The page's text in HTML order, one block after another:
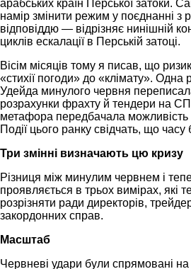
арабських країн Перської затоки.
намір змінити режим у поєднанні з
відповіддю — відрізняє нинішній
циклів ескалації в Перській затоці.
Вісім місяців тому я писав, що
«стихії погоди» до «клімату». Одна
Удейда минулого червня
розрахунки фрахту й тендери на
метафора передбачала можливість
Події цього ранку свідчать, що
Три змінні визначають цю кризу
Різниця між минулим червнем і
проявляється в трьох вимірах, які
розрізняти ради директорів,
закордонних справ.
Масштаб
Червневі удари були спрямовані